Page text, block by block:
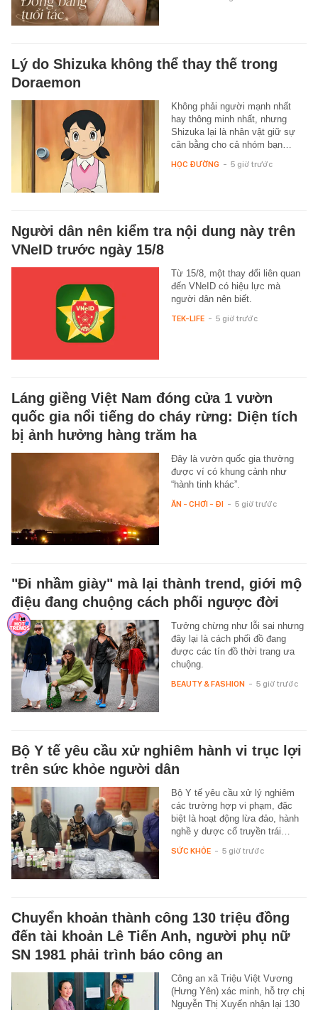
Lý do Shizuka không thể thay thế trong
Doraemon
Không phải người mạnh nhất
hay thông minh nhất, nhưng
Shizuka lại là nhân vật giữ sự
cân bằng cho cả nhóm bạn…
HỌC ĐƯỜNG - 5 giờ trước
Người dân nên kiểm tra nội dung này trên
VNeID trước ngày 15/8
Từ 15/8, một thay đổi liên quan
đến VNeID có hiệu lực mà
người dân nên biết.
TEK-LIFE - 5 giờ trước
Láng giềng Việt Nam đóng cửa 1 vườn
quốc gia nổi tiếng do cháy rừng: Diện tích
bị ảnh hưởng hàng trăm ha
Đây là vườn quốc gia thường
được ví có khung cảnh như
“hành tinh khác”.
ĂN - CHƠI - ĐI - 5 giờ trước
"Đi nhầm giày" mà lại thành trend, giới mộ
điệu đang chuộng cách phối ngược đời
Tưởng chừng như lỗi sai nhưng
đây lại là cách phối đồ đang
được các tín đồ thời trang ưa
chuộng.
BEAUTY & FASHION - 5 giờ trước
Bộ Y tế yêu cầu xử nghiêm hành vi trục lợi
trên sức khỏe người dân
Bộ Y tế yêu cầu xử lý nghiêm
các trường hợp vi phạm, đặc
biệt là hoạt động lừa đảo, hành
nghề y dược cổ truyền trái…
SỨC KHỎE - 5 giờ trước
Chuyển khoản thành công 130 triệu đồng
đến tài khoản Lê Tiến Anh, người phụ nữ
SN 1981 phải trình báo công an
Công an xã Triệu Việt Vương
(Hưng Yên) xác minh, hỗ trợ chị
Nguyễn Thị Xuyến nhận lại 130